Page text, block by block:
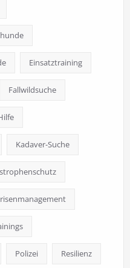
Einsatztraining
Fallwildsuche
Kadaver-Suche
Polizei Resilienz